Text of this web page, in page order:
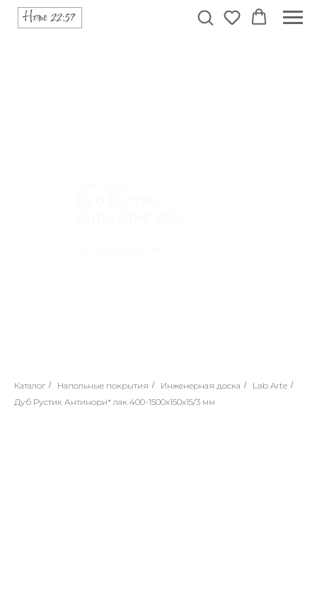
Каталог / Напольные покрытия / Инженерная доска / Lab Arte /
Дуб Рустик Антинори* лак 400-1500х150х15/3 мм